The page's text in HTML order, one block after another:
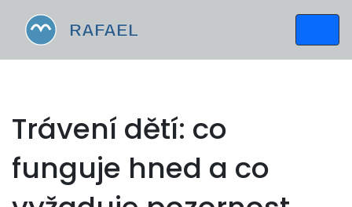
Trávení dětí: co
funguje hned a co